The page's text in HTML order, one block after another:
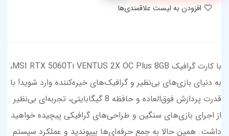
با کارت گرافیک MSI RTX 5060Ti VENTUS 2X OC Plus 8GB،
به دنیای بازی‌های بی‌نظیر و گرافیک‌های خیره‌کننده وارد شوید! با
قدرت پردازش فوق‌العاده و حافظه 8 گیگابایتی، تجربه‌ای بی‌نظیر
از اجرای بازی‌های سنگین و طراحی‌های گرافیکی پیچیده خواهید
داشت. همین حالا به جمع حرفه‌ای‌ها بپیوندید و عملکرد سیستم